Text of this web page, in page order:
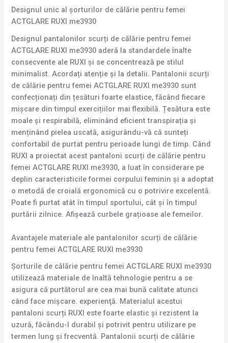
Designul unic al șorturilor de călărie pentru femei
ACTGLARE RUXI me3930
Designul pantalonilor scurți de călărie pentru femei
ACTGLARE RUXI me3930 aderă la standardele înalte
consecvente ale RUXI și se concentrează pe stilul
minimalist. Acordați atenție și la detalii. Pantalonii scurți
de călărie pentru femei ACTGLARE RUXI me3930 sunt
confecționați din țesături foarte elastice, făcând fiecare
mișcare din timpul exercițiilor mai flexibilă. Țesătura este
moale și respirabilă, eliminând eficient transpirația și
menținând pielea uscată, asigurându-vă că sunteți
confortabil de purtat pentru perioade lungi de timp. Când
RUXI a proiectat acest pantaloni scurți de călărie pentru
femei ACTGLARE RUXI me3930, a luat în considerare pe
deplin caracteristicile formei corpului feminin și a adoptat
o metodă de croială ergonomică cu o potrivire excelentă.
Poate fi purtat atât în timpul sportului, cât și în timpul
purtării zilnice. Afișează curbele grațioase ale femeilor.
Avantajele materiale ale pantalonilor scurți de călărie
pentru femei ACTGLARE RUXI me3930
Șorturile de călărie pentru femei ACTGLARE RUXI me3930
utilizează materiale de înaltă tehnologie pentru a se
asigura că purtătorul are cea mai bună calitate atunci
când face mișcare. experienţă. Materialul acestui
pantaloni scurți RUXI este foarte elastic și rezistent la
uzură, făcându-l durabil și potrivit pentru utilizare pe
termen lung și frecventă. Pantalonii scurți de călărie